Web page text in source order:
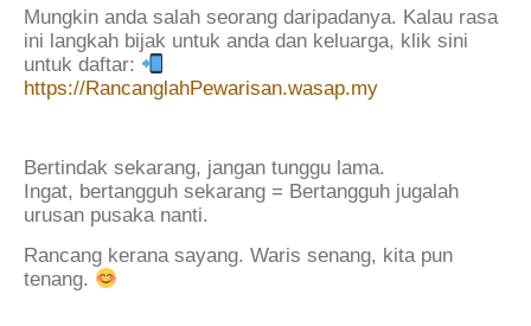
Mungkin anda salah seorang daripadanya. Kalau rasa
ini langkah bijak untuk anda dan keluarga, klik sini
untuk daftar:
https://RancanglahPewarisan.wasap.my
Bertindak sekarang, jangan tunggu lama.
Ingat, bertangguh sekarang = Bertangguh jugalah
urusan pusaka nanti.
Rancang kerana sayang. Waris senang, kita pun
tenang.